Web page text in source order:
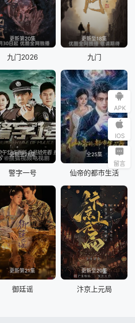
更新第20集
九门2026
更新至18集
九门
更新至26集
警字一号
全25集
仙帝的都市生活
更新第21集
御廷谣
更新至20集
汴京上元局
APK
IOS
留言